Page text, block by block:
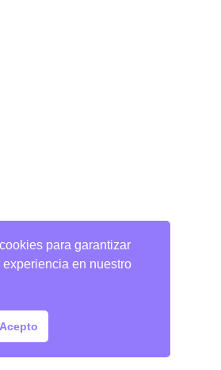
para garantizar
en nuestro
Acepto